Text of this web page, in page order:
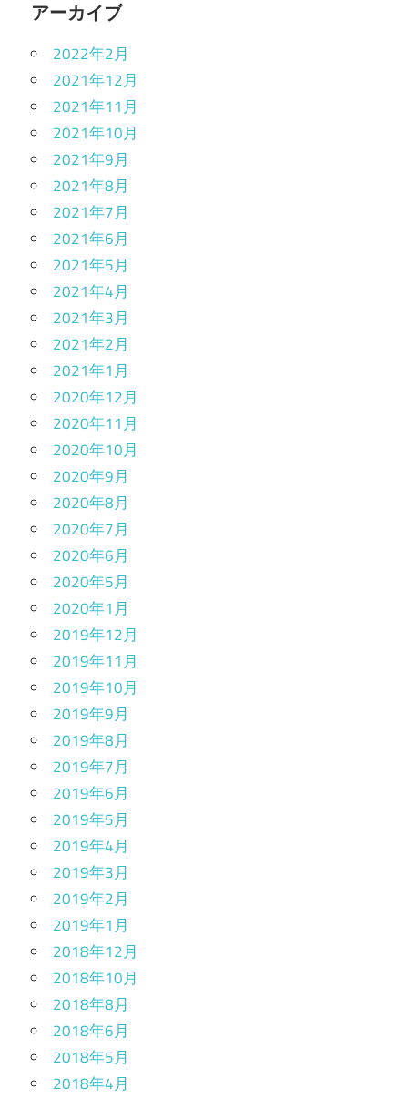
アーカイブ
2022年2月
2021年12月
2021年11月
2021年10月
2021年9月
2021年8月
2021年7月
2021年6月
2021年5月
2021年4月
2021年3月
2021年2月
2021年1月
2020年12月
2020年11月
2020年10月
2020年9月
2020年8月
2020年7月
2020年6月
2020年5月
2020年1月
2019年12月
2019年11月
2019年10月
2019年9月
2019年8月
2019年7月
2019年6月
2019年5月
2019年4月
2019年3月
2019年2月
2019年1月
2018年12月
2018年10月
2018年8月
2018年6月
2018年5月
2018年4月